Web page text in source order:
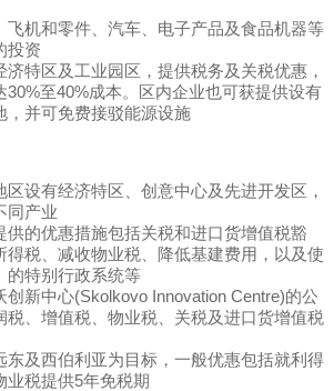
飞机和零件、汽车、电子产品及食品机器等
投资
济特区及工业园区，提供税务及关税优惠，
30%至40%成本。区内企业也可获提供设有
，并可免费接驳能源设施
区设有经济特区、创意中心及先进开发区，
同产业
供的优惠措施包括关税和进口货增值税豁
得税、减收物业税、降低基建费用，以及使
的特别行政系统等
创新中心(Skolkovo Innovation Centre)的公
税、增值税、物业税、关税及进口货增值税
东及西伯利亚为目标，一般优惠包括就利得
业税提供5年免税期